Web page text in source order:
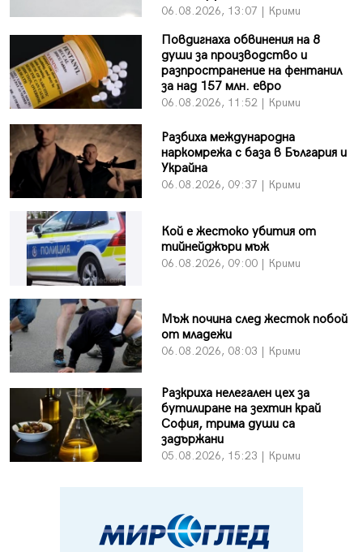
06.08.2026, 13:07 | Крими
Повдигнаха обвинения на 8
души за производство и
разпространение на фентанил
за над 157 млн. евро
06.08.2026, 11:52 | Крими
Разбиха международна
наркомрежа с база в България и
Украйна
06.08.2026, 09:37 | Крими
Кой е жестоко убития от
тийнейджъри мъж
06.08.2026, 09:00 | Крими
Мъж почина след жесток побой
от младежи
06.08.2026, 08:03 | Крими
Разкриха нелегален цех за
бутилиране на зехтин край
София, трима души са
задържани
05.08.2026, 15:23 | Крими